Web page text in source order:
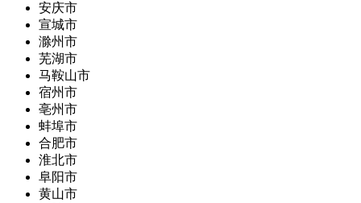
安庆市
宣城市
滁州市
芜湖市
马鞍山市
宿州市
亳州市
蚌埠市
合肥市
淮北市
阜阳市
黄山市